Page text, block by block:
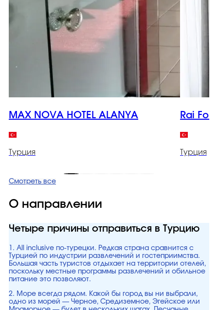
MAX NOVA HOTEL ALANYA
Турция
Rai
Турция
Смотреть все
О направлении
Четыре причины отправиться в Турцию
1. All inclusive по-турецки. Редкая страна сравнится с
Турцией по индустрии развлечений и гостеприимства.
Большая часть туристов отдыхает на территории отелей,
поскольку местные программы развлечений и обильное
питание это позволяют.
2. Море всегда рядом. Какой бы город вы ни выбрали,
одно из морей — Черное, Средиземное, Эгейское или